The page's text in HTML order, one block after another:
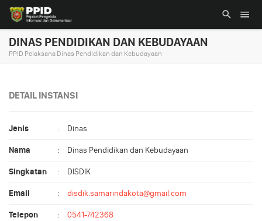
DINAS PENDIDIKAN DAN KEBUDAYAAN
PPID Pelaksana Dinas Pendidikan dan Kebudayaan
DETAIL INSTANSI
Jenis : Dinas
Nama : Dinas Pendidikan dan Kebudayaan
Singkatan : DISDIK
Email : disdik.samarindakota@gmail.com
Telepon : 0541-742368